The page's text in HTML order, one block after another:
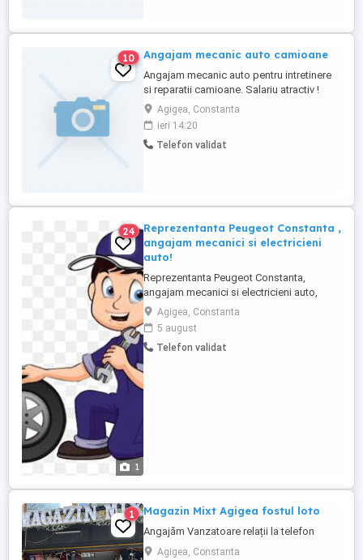
10 Angajam mecanic auto camioane
Angajam mecanic auto pentru intretinere
si reparatii camioane. Salariu atractiv !
Detalii la :
Agigea, Constanta
ieri 14:20
Telefon validat
1
24
Reprezentanta Peugeot Constanta ,
angajam mecanici si electricieni
auto!
Reprezentanta Peugeot Constanta,
angajam mecanici si electricieni auto,
Oferim salariu motivant, conditii de munca
foarte bune, program luni-vineri.Pentru mai
multe detalii, va rugam sa ne contactati!
Agigea, Constanta
5 august
Telefon validat
1 Magazin Mixt Agigea fostul loto
Angajăm Vanzatoare relații la telefon
Agigea, Constanta